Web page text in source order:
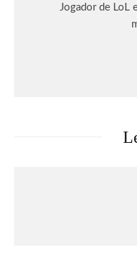
Jogador de LoL
O terceiro